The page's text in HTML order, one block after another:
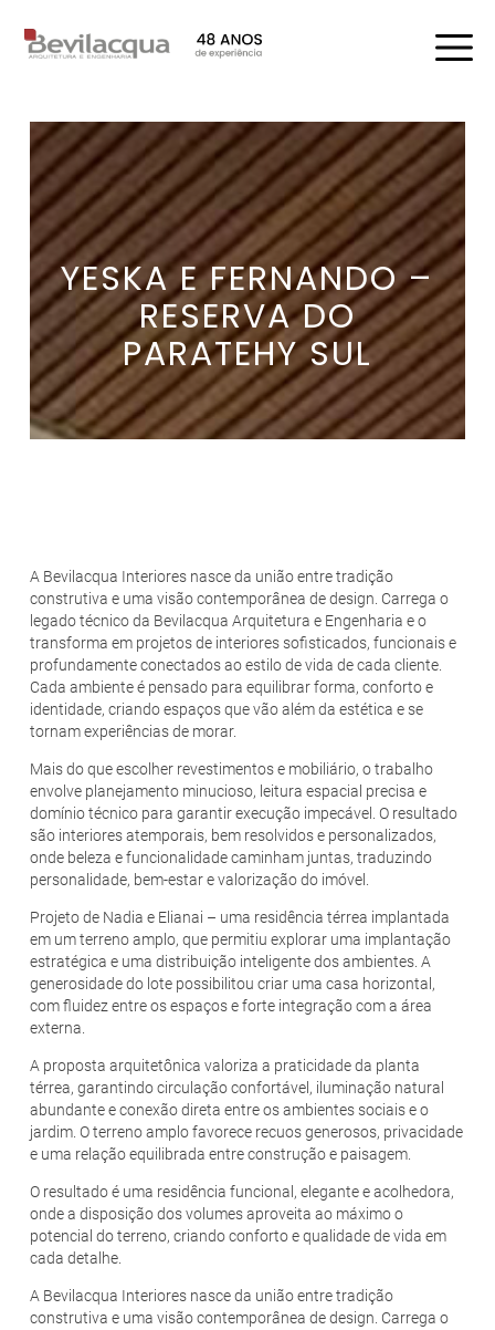
YESKA E FERNANDO –
RESERVA DO
PARATEHY SUL
A Bevilacqua Interiores nasce da união entre tradição
construtiva e uma visão contemporânea de design. Carrega o
legado técnico da Bevilacqua Arquitetura e Engenharia e o
transforma em projetos de interiores sofisticados, funcionais e
profundamente conectados ao estilo de vida de cada cliente.
Cada ambiente é pensado para equilibrar forma, conforto e
identidade, criando espaços que vão além da estética e se
tornam experiências de morar.
Mais do que escolher revestimentos e mobiliário, o trabalho
envolve planejamento minucioso, leitura espacial precisa e
domínio técnico para garantir execução impecável. O resultado
são interiores atemporais, bem resolvidos e personalizados,
onde beleza e funcionalidade caminham juntas, traduzindo
personalidade, bem-estar e valorização do imóvel.
Projeto de Nadia e Elianai – uma residência térrea implantada
em um terreno amplo, que permitiu explorar uma implantação
estratégica e uma distribuição inteligente dos ambientes. A
generosidade do lote possibilitou criar uma casa horizontal,
com fluidez entre os espaços e forte integração com a área
externa.
A proposta arquitetônica valoriza a praticidade da planta
térrea, garantindo circulação confortável, iluminação natural
abundante e conexão direta entre os ambientes sociais e o
jardim. O terreno amplo favorece recuos generosos, privacidade
e uma relação equilibrada entre construção e paisagem.
O resultado é uma residência funcional, elegante e acolhedora,
onde a disposição dos volumes aproveita ao máximo o
potencial do terreno, criando conforto e qualidade de vida em
cada detalhe.
A Bevilacqua Interiores nasce da união entre tradição
construtiva e uma visão contemporânea de design. Carrega o